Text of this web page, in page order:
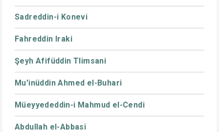
Sadreddin-i Konevi
Fahreddin Iraki
Şeyh Afifüddin Tlimsani
Mu'inüddin Ahmed el-Buhari
Müeyyededdin-i Mahmud el-Cendi
Abdullah el-Abbasi